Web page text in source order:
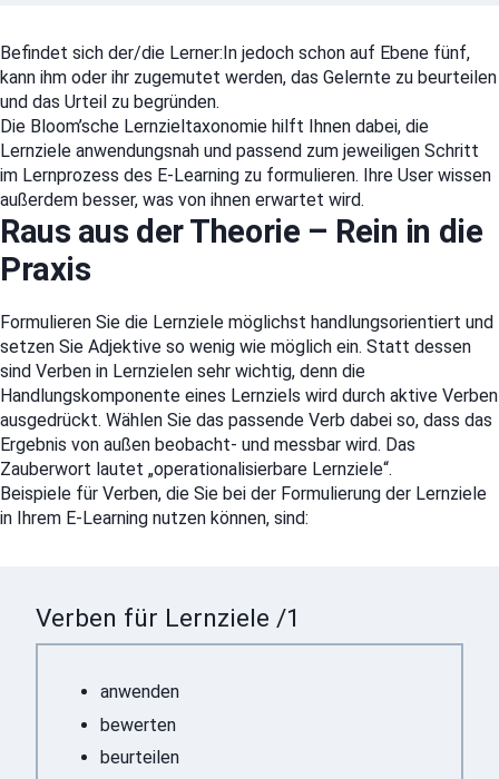
Befindet sich der/die Lerner:In jedoch schon auf Ebene fünf,
kann ihm oder ihr zugemutet werden, das Gelernte zu beurteilen
und das Urteil zu begründen.
Die Bloom’sche Lernzieltaxonomie hilft Ihnen dabei, die
Lernziele anwendungsnah und passend zum jeweiligen Schritt
im Lernprozess des E-Learning zu formulieren. Ihre User wissen
außerdem besser, was von ihnen erwartet wird.
Raus aus der Theorie – Rein in die
Praxis
Formulieren Sie die Lernziele möglichst handlungsorientiert und
setzen Sie Adjektive so wenig wie möglich ein. Statt dessen
sind Verben in Lernzielen sehr wichtig, denn die
Handlungskomponente eines Lernziels wird durch aktive Verben
ausgedrückt. Wählen Sie das passende Verb dabei so, dass das
Ergebnis von außen beobacht- und messbar wird. Das
Zauberwort lautet „operationalisierbare Lernziele“.
Beispiele für Verben, die Sie bei der Formulierung der Lernziele
in Ihrem E-Learning nutzen können, sind:
Verben für Lernziele /1
anwenden
bewerten
beurteilen